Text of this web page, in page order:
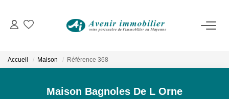
VENTES
Immobilier D'entreprise
Accueil Maison Référence 368
Maison Bagnoles De L Orne